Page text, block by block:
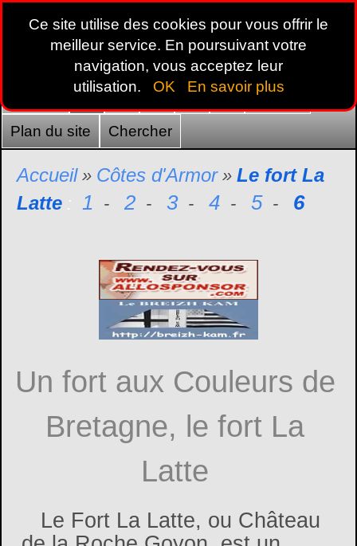
22 29 35 44 56 France
Plan du site Chercher
Accueil» Côtes d'Armor» Le fort La
Latte : 1 - 2 - 3 - 4 - 5 - 6
Un fort aux Couleurs de
Bretagne, le fort La
Latte
Le Fort La Latte, ou Château
Ce site utilise des cookies pour vous offrir le
meilleur service. En poursuivant votre
navigation, vous acceptez leur
utilisation.
OK En savoir plus